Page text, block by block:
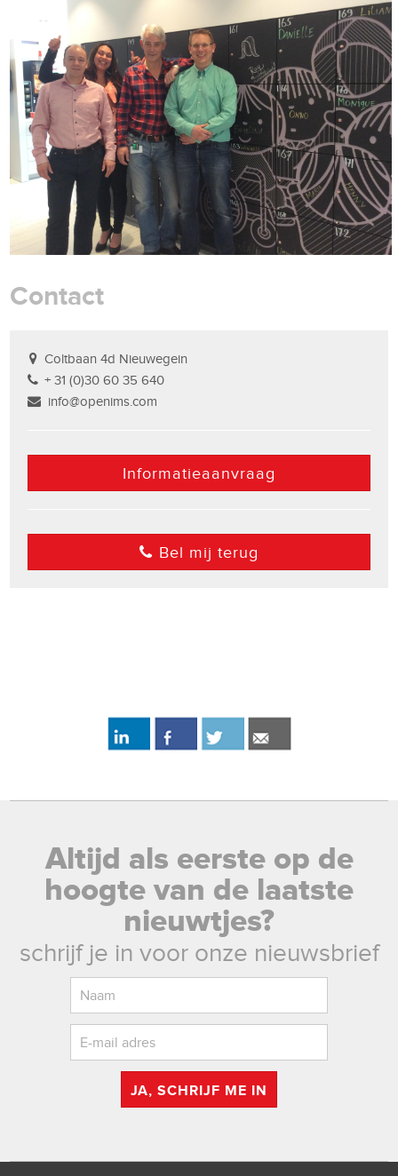
Contact
Coltbaan 4d Nieuwegein
+ 31 (0)30 60 35 640
info@openims.com
Informatieaanvraag
Bel mij terug
Altijd als eerste op de
hoogte van de laatste
nieuwtjes?
schrijf je in voor onze nieuwsbrief
JA, SCHRIJF ME IN